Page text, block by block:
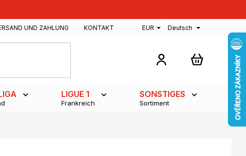
UND ZAHLUNG KONTAKT EUR Deutsch
LIGUE 1
Frankreich
SONSTIGES
Sortiment